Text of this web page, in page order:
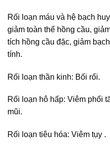
Rối loạn máu và hệ bạch
giảm toàn thể hồng cầu,
tích hồng cầu đặc, giảm
tính.
Rối loạn thần kinh: Bối rối.
Rối loạn hô hấp: Viêm phổi
mũi.
Rối loạn tiêu hóa: Viêm tụy .